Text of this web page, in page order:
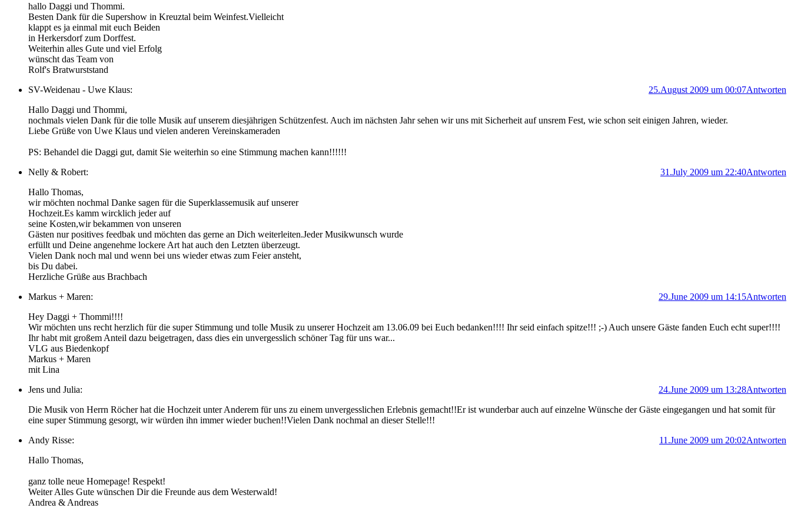
hallo Daggi und Thommi.
Besten Dank für die Supershow in Kreuztal beim Weinfest.Vielleicht
klappt es ja einmal mit euch Beiden
in Herkersdorf zum Dorffest.
Weiterhin alles Gute und viel Erfolg
wünscht das Team von
Rolf's Bratwurststand
SV-Weidenau - Uwe Klaus:
Antworten
25.August 2009 um 00:07
Hallo Daggi und Thommi,
nochmals vielen Dank für die tolle Musik auf unserem diesjährigen Schützenfest. Auch im nächsten Jahr sehen wir uns mit Sicherheit auf unsrem Fest, wie schon seit einigen Jahren, wieder.
Liebe Grüße von Uwe Klaus und vielen anderen Vereinskameraden
PS: Behandel die Daggi gut, damit Sie weiterhin so eine Stimmung machen kann!!!!!!
Nelly & Robert:
Antworten
31.July 2009 um 22:40
Hallo Thomas,
wir möchten nochmal Danke sagen für die Superklassemusik auf unserer
Hochzeit.Es kamm wircklich jeder auf
seine Kosten,wir bekammen von unseren
Gästen nur positives feedbak und möchten das gerne an Dich weiterleiten.Jeder Musikwunsch wurde
erfüllt und Deine angenehme lockere Art hat auch den Letzten überzeugt.
Vielen Dank noch mal und wenn bei uns wieder etwas zum Feier ansteht,
bis Du dabei.
Herzliche Grüße aus Brachbach
Markus + Maren:
Antworten
29.June 2009 um 14:15
Hey Daggi + Thommi!!!!
Wir möchten uns recht herzlich für die super Stimmung und tolle Musik zu unserer Hochzeit am 13.06.09 bei Euch bedanken!!!! Ihr seid einfach spitze!!! ;-) Auch unsere Gäste fanden Euch echt super!!!!
Ihr habt mit großem Anteil dazu beigetragen, dass dies ein unvergesslich schöner Tag für uns war...
VLG aus Biedenkopf
Markus + Maren
mit Lina
Jens und Julia:
Antworten
24.June 2009 um 13:28
Die Musik von Herrn Röcher hat die Hochzeit unter Anderem für uns zu einem unvergesslichen Erlebnis gemacht!!Er ist wunderbar auch auf einzelne Wünsche der Gäste eingegangen und hat somit für
eine super Stimmung gesorgt, wir würden ihn immer wieder buchen!!Vielen Dank nochmal an dieser Stelle!!!
Andy Risse:
Antworten
11.June 2009 um 20:02
Hallo Thomas,
ganz tolle neue Homepage! Respekt!
Weiter Alles Gute wünschen Dir die Freunde aus dem Westerwald!
Andrea & Andreas